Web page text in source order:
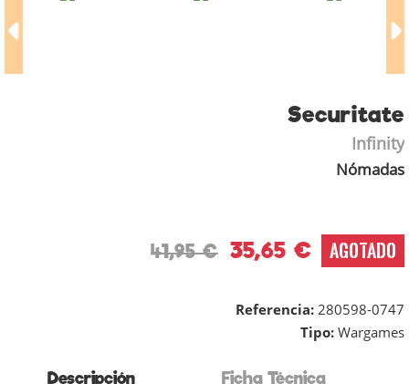
Securitate
Infinity
Nómadas
41,95 € 35,65 € AGOTADO
Referencia: 280598-0747
Tipo: Wargames
Descripción Ficha Técnica